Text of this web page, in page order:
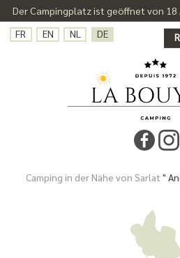
Der Campingplatz ist geöffnet von 18
FR EN NL DE
Camping in der Nähe von Sarlat "